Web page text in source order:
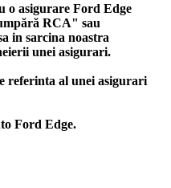
o asigurare Ford Edge
RCA" sau
in sarcina noastra
unei asigurari.
referinta al unei asigurari
Ford Edge.